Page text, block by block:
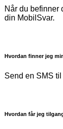
Når du befinner
din MobilSvar.
Hvordan finner jeg
Send en SMS
Hvordan får jeg